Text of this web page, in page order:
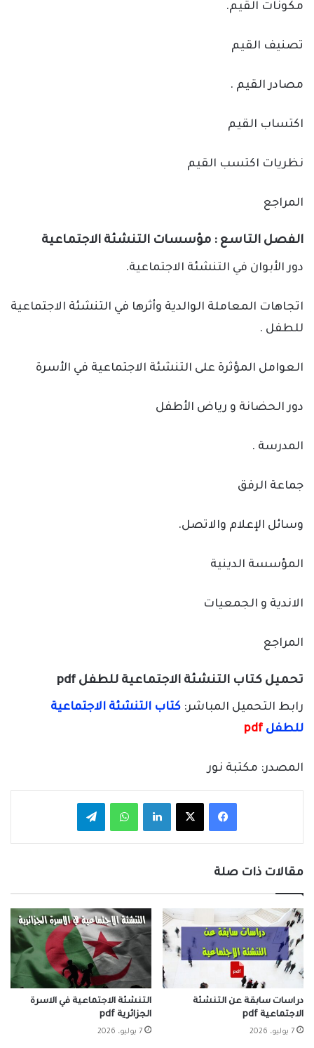
مكونات القيم.
تصنيف القيم
مصادر القيم .
اكتساب القيم
نظريات اكتسب القيم
المراجع
الفصل التاسع : مؤسسات التنشئة الاجتماعية
دور الأبوان في التنشئة الاجتماعية.
اتجاهات المعاملة الوالدية وأثرها في التنشئة الاجتماعية
للطفل .
العوامل المؤثرة على التنشئة الاجتماعية في الأسرة
دور الحضانة و رياض الأطفل
المدرسة .
جماعة الرفق
وسائل الإعلام والاتصل.
المؤسسة الدينية
الاندية و الجمعيات
المراجع
تحميل كتاب التنشئة الاجتماعية للطفل pdf
رابط التحميل المباشر: كتاب التنشئة الاجتماعية
للطفل pdf
المصدر: مكتبة نور
فيسبوك لينكدإن واتساب
مقالات ذات صلة
دراسات سابقة عن التنشئة
الاجتماعية pdf
7 يوليو، 2026
التنشئة الاجتماعية في الاسرة
الجزائرية pdf
7 يوليو، 2026